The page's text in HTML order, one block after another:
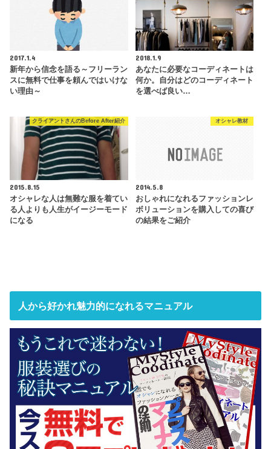
2017.1.4
新年から信念を語る～フリーラン
スに無料で仕事を頼んではいけな
い理由～
2018.1.9
あなたに必要なコーディネートは
何か。自分はどのコーディネート
を選べば良い…
クライアントさんのBefore After紹介
2015.8.15
オシャレな人は無難な服を着てい
る人よりも人生がイージーモード
になる
オシャレ教材
2014.5.8
おしゃれになれるファッションレ
ボリューションを購入しての喜び
の結果をご紹介
人から好かれ魅力的になれるマニュアル